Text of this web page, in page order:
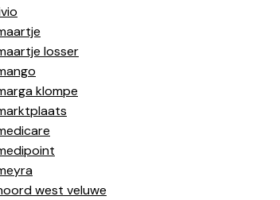
losser
klompe
west veluwe